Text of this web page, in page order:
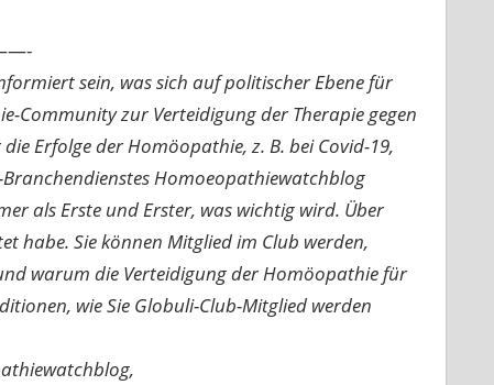
sein, was sich auf politischer Ebene für
Community zur Verteidigung der Therapie gegen
Erfolge der Homöopathie, z. B. bei Covid-19,
Homoeopathiewatchblog
als Erste und Erster, was wichtig wird. Über
habe. Sie können Mitglied im Club werden,
warum die Verteidigung der Homöopathie für
wie Sie Globuli-Club-Mitglied werden